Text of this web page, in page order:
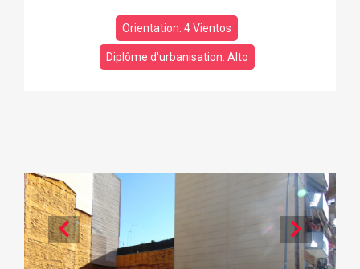
Orientation: 4 Vientos
Diplôme d'urbanisation: Alto